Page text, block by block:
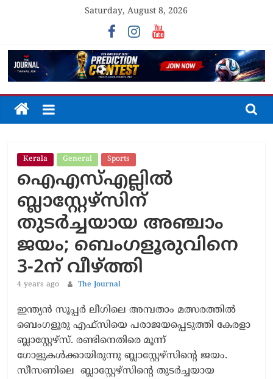
Saturday, August 8, 2026
The
Unfolding
The
Kerala General Sports
ഐഎസ്എല്ലില്‍
ബ്ലാസ്റ്റേഴ്സിന്
തുടര്‍ച്ചയായ അഞ്ചാം
ജയം; ബെംഗളൂരുവിനെ
3-2ന് വീഴ്ത്തി
4 years ago The Journal
ഇന്ത്യന്‍ സൂപ്പര്‍ ലീഗിലെ അമ്പതാം മത്സരത്തില്‍
ബെംഗളൂരു എഫ്സിയെ പരാജയപ്പെടുത്തി കേരളാ
ബ്ലാസ്റ്റേഴ്സ്. രണ്ടിനെതിരെ മൂന്ന്
ഗോളുകള്‍ക്കായിരുന്നു ബ്ലാസ്റ്റേഴ്സിന്‍റെ ജയം.
സീസണിലെ ബ്ലാസ്റ്റേഴ്സിന്‍റെ തുടര്‍ച്ചയായ